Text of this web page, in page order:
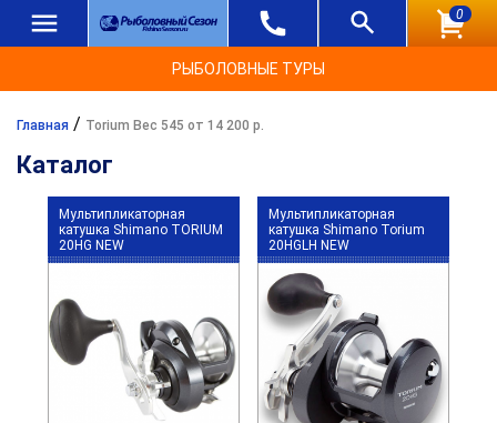
0
РЫБОЛОВНЫЕ ТУРЫ
Главная / Torium Вес 545 от 14 200 р.
Каталог
Мультипликаторная
катушка Shimano TORIUM
20HG NEW
Мультипликаторная
катушка Shimano Torium
20HGLH NEW